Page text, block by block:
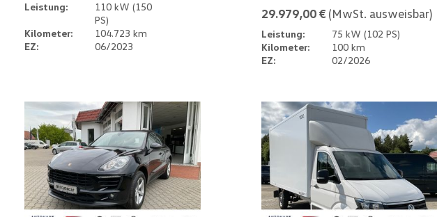
Leistung:
110 kW (150
PS)
Kilometer:
104.723 km
EZ:
06/2023
29.979,00 € (MwSt. ausweisbar)
Leistung:
75 kW (102 PS)
Kilometer:
100 km
EZ:
02/2026